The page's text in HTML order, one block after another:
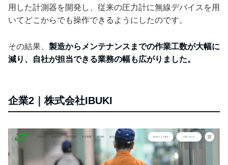
用した計測器を開発し、従来の圧力計に無線デバイスを用
いてどこからでも操作できるようにしたのです。
その結果、 製造からメンテナンスまでの作業工数が大幅に
減り、自社が担当できる業務の幅も広がりました。
企業2｜株式会社IBUKI